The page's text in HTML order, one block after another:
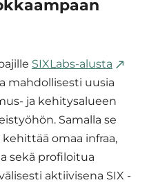
SIXLabs-alusta
mahdollisesti uusia
ja kehitysalueen
Samalla se
omaa infraa,
sekä profiloitua
aktiivisena SIX -